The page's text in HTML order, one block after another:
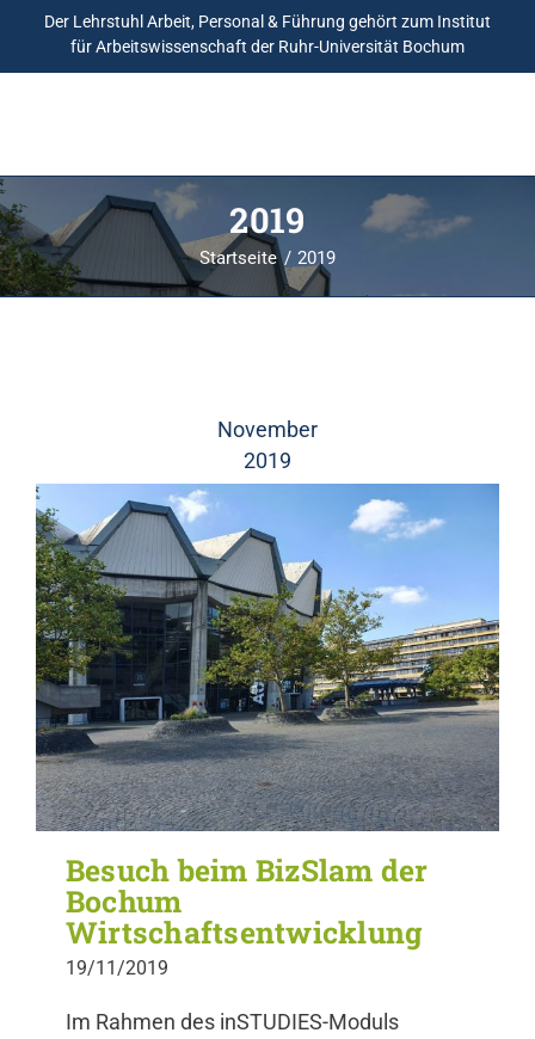
Der Lehrstuhl Arbeit, Personal & Führung gehört zum Institut
für Arbeitswissenschaft der Ruhr-Universität Bochum
2019
Startseite 2019
November
2019
Besuch beim BizSlam der
Bochum
Wirtschaftsentwicklung
19/11/2019
Im Rahmen des inSTUDIES-Moduls